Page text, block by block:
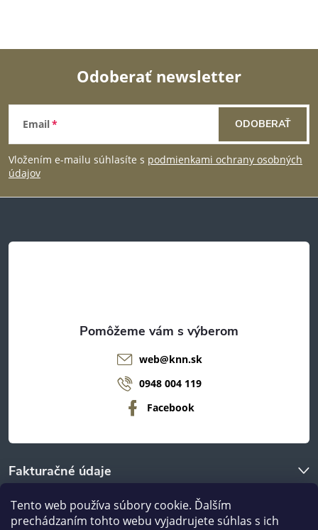
Tento web používa súbory cookie. Ďalším
prechádzaním tohto webu vyjadrujete súhlas s ich
Z
á
p
t
Odoberať newsletter
Email
Vložením e-mailu súhlasíte s podmienkami ochrany osobných
údajov
ODOBERAŤ
Fakturačné údaje
O nákupe
web@knn.sk
0948 004 119
Facebook